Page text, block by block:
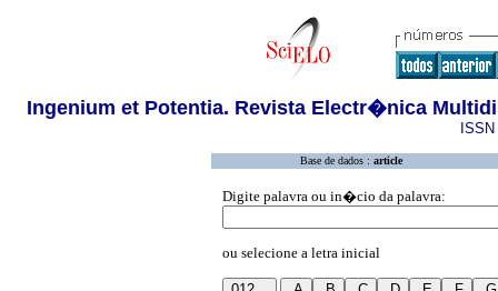
Ingenium et Potentia. Revista Electr�nica
Base de dados : article
Digite palavra ou in�cio da palavra:
ou selecione a letra inicial